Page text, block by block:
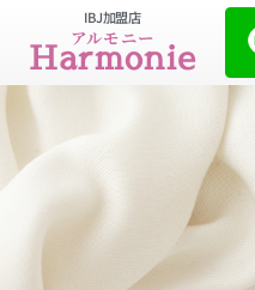
IBJ加盟店
アルモニー
Harmonie